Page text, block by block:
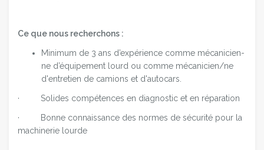
Ce que nous recherchons :
Minimum de 3 ans d’expérience comme mécanicien-
ne d’équipement lourd ou comme mécanicien/ne
d'entretien de camions et d'autocars.
· Solides compétences en diagnostic et en réparation
· Bonne connaissance des normes de sécurité pour la
machinerie lourde